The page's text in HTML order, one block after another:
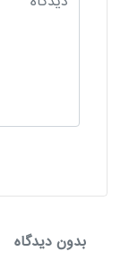
بدون دیدگاه